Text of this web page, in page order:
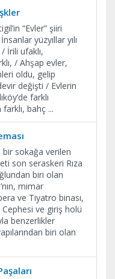
“Evler” şiiri
yüzyıllar yılı
İrili ufaklı,
/ Ahşap evler,
oldu, gelip
değişti / Evlerin
farklı
bahç ...
bir sokağa verilen
son seraskeri Rıza
biri olan
mimar
ve Tiyatro binası,
Cephesi ve giriş holü
benzerlikler
biri olan